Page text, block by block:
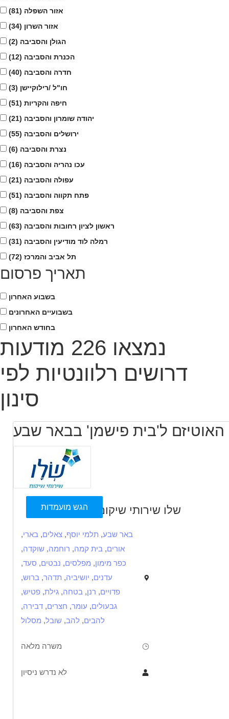
אזור השפלה (81)
אזור השרון (34)
הגולן והסביבה (2)
הכנרת והסביבה (12)
חדרה והסביבה (40)
חו"ל /רילוקיישן (3)
חיפה והקריות (51)
יהודה שומרון והסביבה (21)
ירושלים והסביבה (55)
נצרת והסביבה (6)
עכו נהריה והסביבה (16)
עפולה והסביבה (21)
פתח תקווה והסביבה (51)
צפת והסביבה (8)
ראשון לציון רחובות והסביבה (63)
רמלה לוד מודיעין והסביבה (31)
תל אביב והמרכז (72)
תאריך פרסום
בשבוע האחרון
בשבועיים האחרונים
בחודש האחרון
נמצאו 226 מודעות
דרושים רלוונטיות לפי
סינון
ל'בית פישמן' בבאר שבע
הגש מועמדות שלו שירותי שיקום
באר שבע, תלמי יוסף, צאלים, בארי,
אורים, בית קמה, רוחמה, שוקדה,
כפר מימון, מפלסים, נבטים, סעד,
עדנים, יושיביה, תדהר, ברוש,
פדויים, רנן, בטחה, גילת, פטיש,
גבעולים, עומר, חצרים, דבירה,
להבים, להב, שובל, מסלול
משרה מלאה
לא נדרש ניסיון